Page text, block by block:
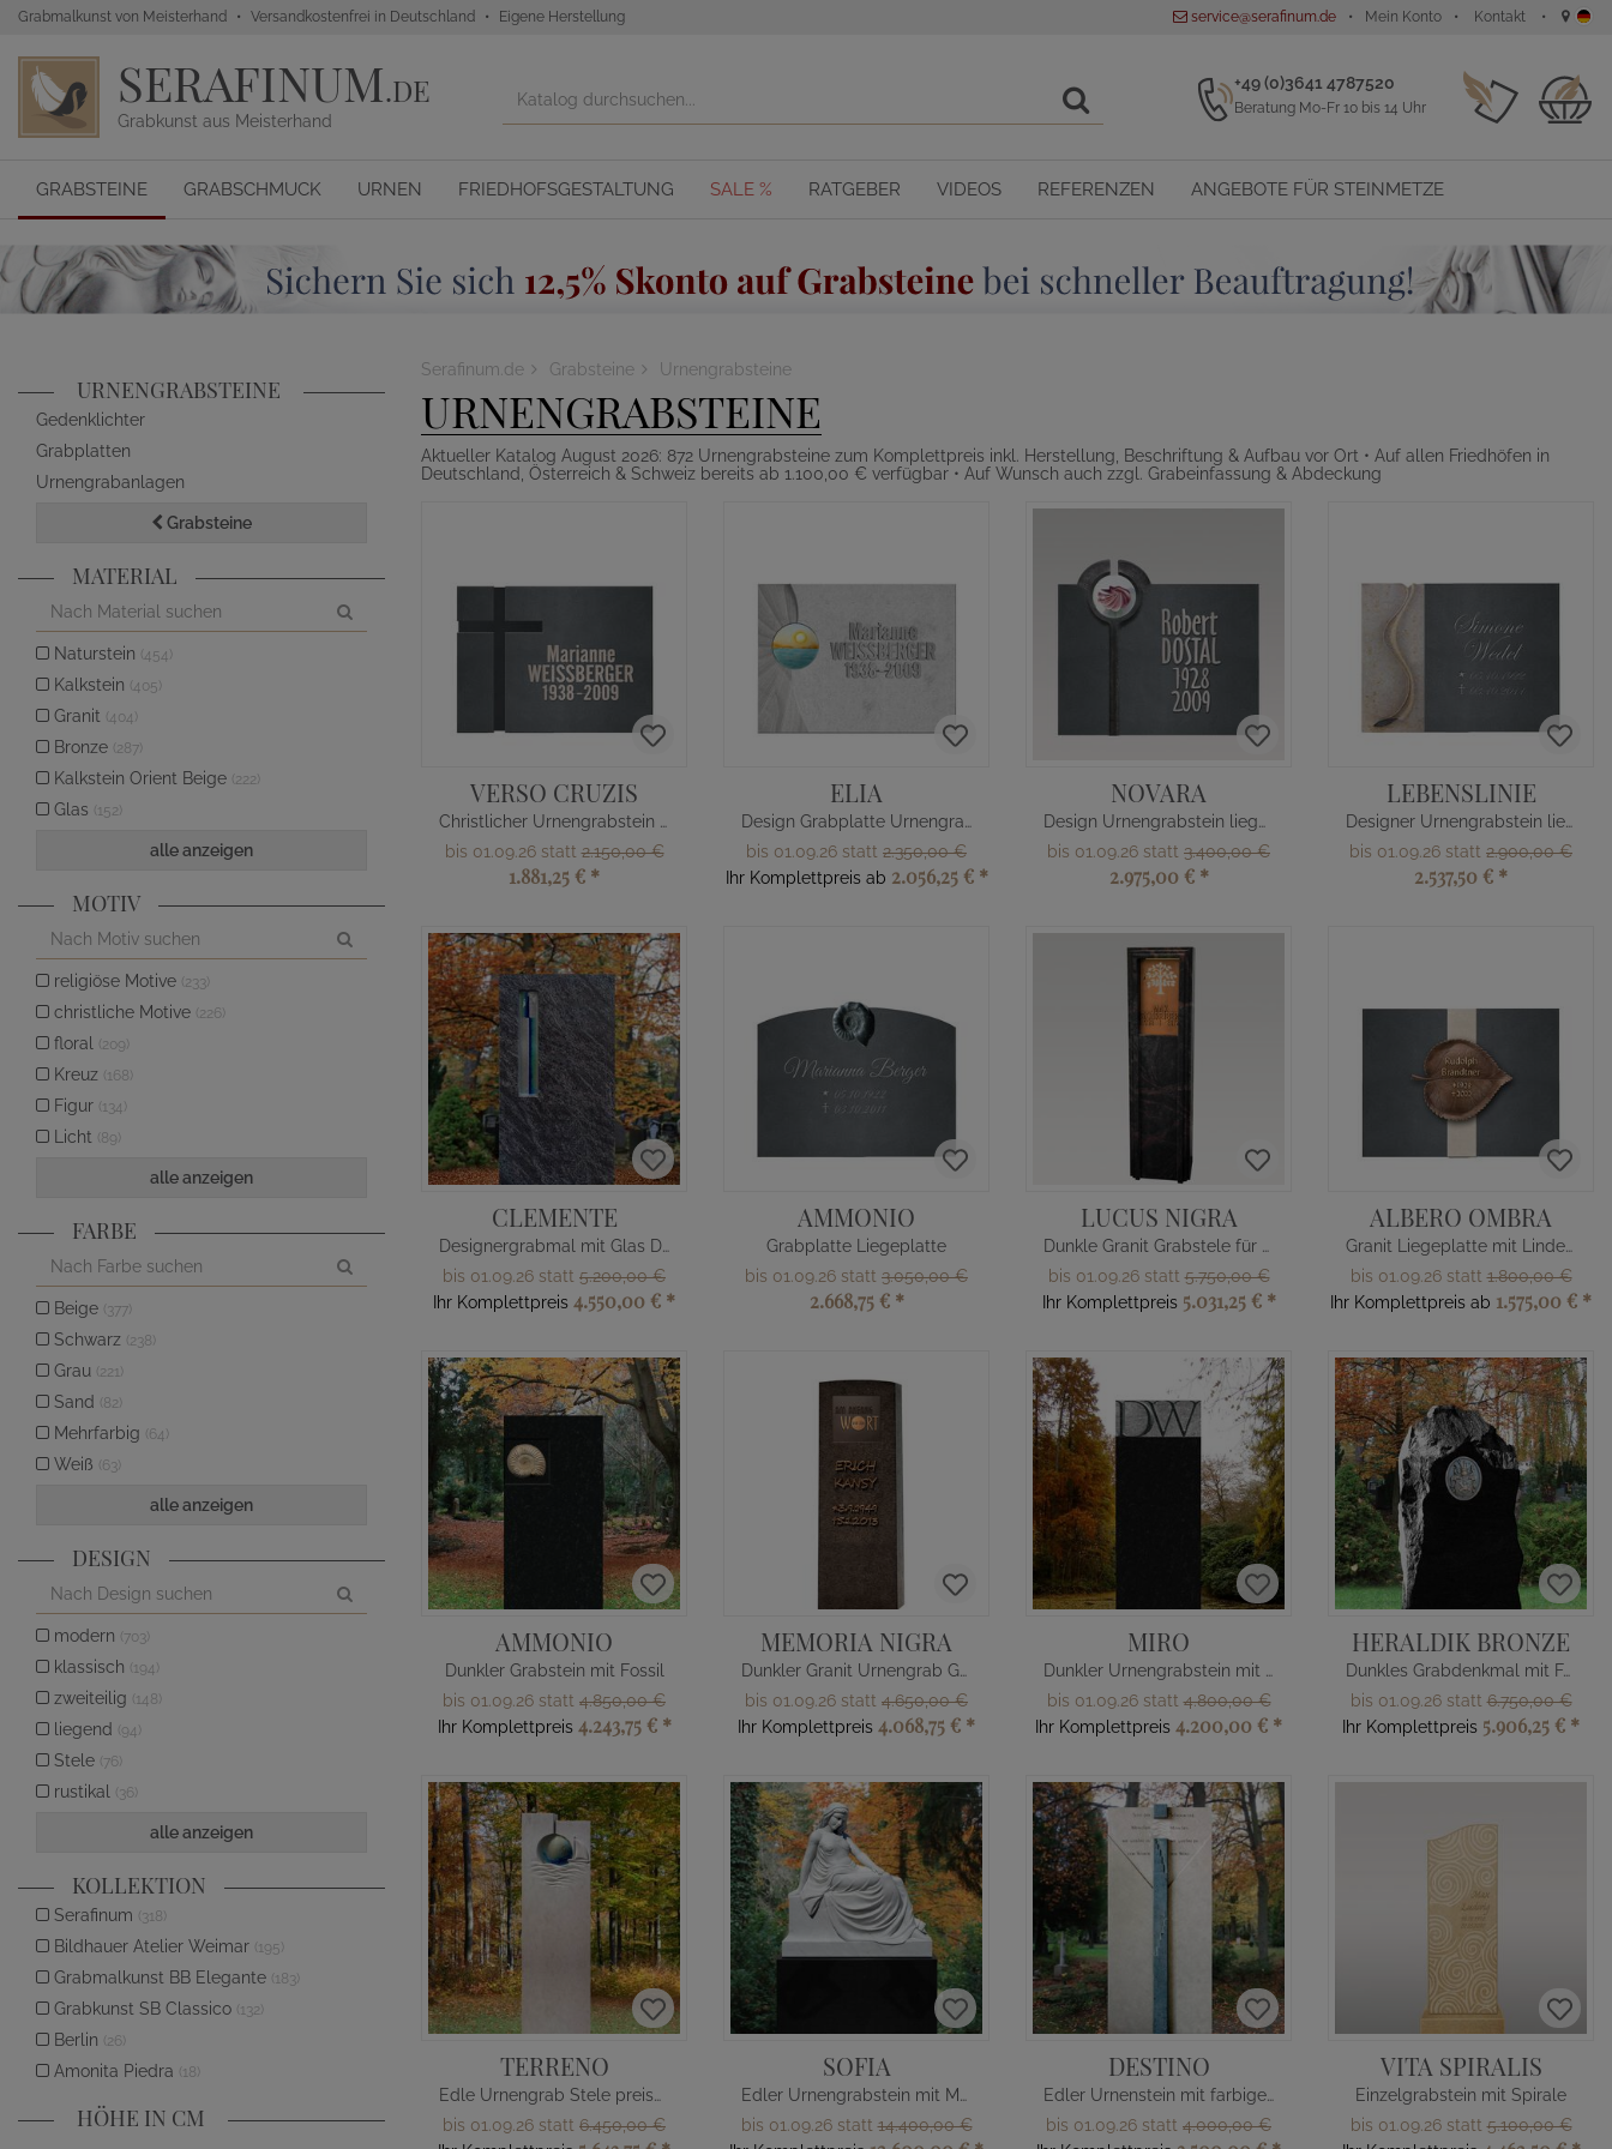
Grabmalkunst von Meisterhand Versandkostenfrei in Deutschland Eigene Herstellung service@serafinum.de Mein Konto Kontakt
SERAFINUM.DE
Grabkunst aus Meisterhand
+49 (0)3641 4787520
Beratung Mo-Fr 10 bis 14 Uhr
GRABSTEINE GRABSCHMUCK URNEN FRIEDHOFSGESTALTUNG SALE % RATGEBER VIDEOS REFERENZEN ANGEBOTE FÜR STEINMETZE
Serafinum.de Grabsteine Urnengrabsteine
URNENGRABSTEINE
Aktueller Katalog August 2026: 872 Urnengrabsteine zum Komplettpreis inkl. Herstellung, Beschriftung & Aufbau vor Ort • Auf allen Friedhöfen in
Deutschland, Österreich & Schweiz bereits ab 1.100,00 € verfügbar • Auf Wunsch auch zzgl. Grabeinfassung & Abdeckung
VERSO CRUZIS
Christlicher Urnengrabstein liegend
bis 01.09.26 statt2.150,00 €
1.881,25 € *
ELIA
Design Grabplatte Urnengrab
bis 01.09.26 statt 2.350,00 €
Ihr Komplettpreis ab 2.056,25 € *
NOVARA
Design Urnengrabstein liegend
bis 01.09.26 statt 3.400,00 €
2.975,00 € *
LEBENSLINIE
Designer Urnengrabstein liegend
bis 01.09.26 statt 2.900,00 €
2.537,50 € *
CLEMENTE
Designergrabmal mit Glas Design
bis 01.09.26 statt 5.200,00 €
Ihr Komplettpreis 4.550,00 € *
AMMONIO
Grabplatte Liegeplatte
bis 01.09.26 statt 3.050,00 €
2.668,75 € *
LUCUS NIGRA
Dunkle Granit Grabstele für ein Urnengrab
bis 01.09.26 statt5.750,00 €
Ihr Komplettpreis 5.031,25 € *
ALBERO OMBRA
Granit Liegeplatte mit Lindenblatt
bis 01.09.26 statt1.800,00 €
Ihr Komplettpreis ab 1.575,00 € *
AMMONIO
Dunkler Grabstein mit Fossil
bis 01.09.26 statt 4.850,00 €
Ihr Komplettpreis 4.243,75 € *
MEMORIA NIGRA
Dunkler Granit Urnengrab Grabstein mit Bronze Tafel
bis 01.09.26 statt 4.650,00 €
Ihr Komplettpreis 4.068,75 € *
MIRO
Dunkler Urnengrabstein mit Monogramm
bis 01.09.26 statt4.800,00 €
Ihr Komplettpreis 4.200,00 € *
HERALDIK BRONZE
Dunkles Grabdenkmal mit Familienwappen
bis 01.09.26 statt6.750,00 €
Ihr Komplettpreis 5.906,25 € *
TERRENO
Edle Urnengrab Stele preiswert mit Glaselement
bis 01.09.26 statt 6.450,00 €
SOFIA
Edler Urnengrabstein mit Marmor Skulptur
bis 01.09.26 statt14.400,00 €
DESTINO
Edler Urnenstein mit farbigem Kalkstein
bis 01.09.26 statt 4.000,00 €
VITA SPIRALIS
Einzelgrabstein mit Spirale
bis 01.09.26 statt5.100,00 €
URNENGRABSTEINE
Gedenklichter
Grabplatten
Urnengrabanlagen
Grabsteine
MATERIAL
Naturstein (454)
Kalkstein (405)
Granit (404)
Bronze (287)
Kalkstein Orient Beige (222)
Glas (152)
alle anzeigen
MOTIV
religiöse Motive (233)
christliche Motive (226)
floral (209)
Kreuz (168)
Figur (134)
Licht (89)
alle anzeigen
FARBE
Beige (377)
Schwarz (238)
Grau (221)
Sand (82)
Mehrfarbig (64)
Weiß (63)
alle anzeigen
DESIGN
modern (703)
klassisch (194)
zweiteilig (148)
liegend (94)
Stele (76)
rustikal (36)
alle anzeigen
KOLLEKTION
Serafinum (318)
Bildhauer Atelier Weimar (195)
Grabmalkunst BB Elegante (183)
Grabkunst SB Classico (132)
Berlin (26)
Amonita Piedra (18)
HÖHE IN CM